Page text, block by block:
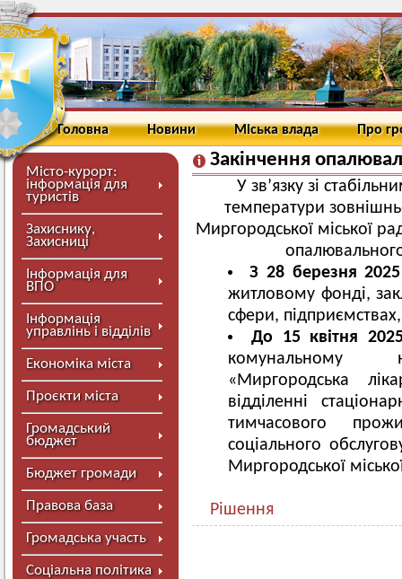
Головна Новини Міська влада Про
Місто-курорт:
інформація для
туристів
Захиснику,
Захисниці
Інформація для
ВПО
Інформація
управлінь і відділів
Економіка міста
Проєкти міста
Громадський
бюджет
Бюджет громади
Правова база
Громадська участь
Соціальна політика
Закінчення
У зв’язку зі
температури
Миргородської міської
З 28 березня
житловому фонді,
сфери,
До 15 квітня
комунальному
«Миргородська
відділенні
тимчасового
соціального
Миргородської
Рішення